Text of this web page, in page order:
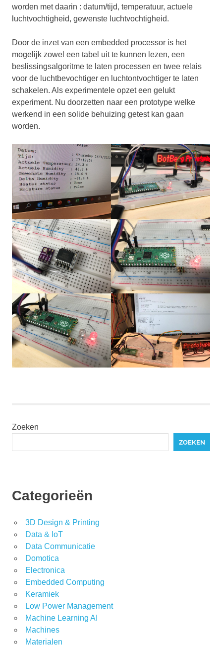
worden met daarin : datum/tijd, temperatuur, actuele
luchtvochtigheid, gewenste luchtvochtigheid.
Door de inzet van een embedded processor is het
mogelijk zowel een tabel uit te kunnen lezen, een
beslissingsalgoritme te laten processen en twee relais
voor de luchtbevochtiger en luchtontvochtiger te laten
schakelen. Als experimentele opzet een gelukt
experiment. Nu doorzetten naar een prototype welke
werkend in een solide behuizing getest kan gaan
worden.
Zoeken
ZOEKEN
Categorieën
3D Design & Printing
Data & IoT
Data Communicatie
Domotica
Electronica
Embedded Computing
Keramiek
Low Power Management
Machine Learning AI
Machines
Materialen